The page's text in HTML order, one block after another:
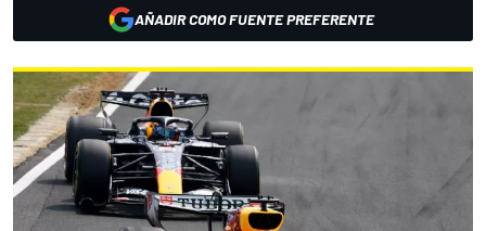
AÑADIR COMO FUENTE PREFERENTE